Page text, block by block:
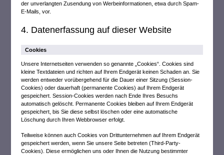
der unverlangten Zusendung von Werbeinformationen, etwa durch Spam-
E-Mails, vor.
4. Datenerfassung auf dieser Website
Cookies
Unsere Internetseiten verwenden so genannte „Cookies“. Cookies sind
kleine Textdateien und richten auf Ihrem Endgerät keinen Schaden an. Sie
werden entweder vorübergehend für die Dauer einer Sitzung (Session-
Cookies) oder dauerhaft (permanente Cookies) auf Ihrem Endgerät
gespeichert. Session-Cookies werden nach Ende Ihres Besuchs
automatisch gelöscht. Permanente Cookies bleiben auf Ihrem Endgerät
gespeichert, bis Sie diese selbst löschen oder eine automatische
Löschung durch Ihren Webbrowser erfolgt.
Teilweise können auch Cookies von Drittunternehmen auf Ihrem Endgerät
gespeichert werden, wenn Sie unsere Seite betreten (Third-Party-
Cookies). Diese ermöglichen uns oder Ihnen die Nutzung bestimmter